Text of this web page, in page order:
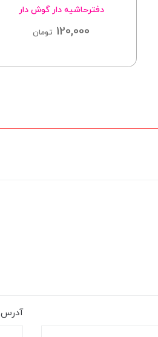
دفترحاشیه دار گوش دار
120,000 تومان